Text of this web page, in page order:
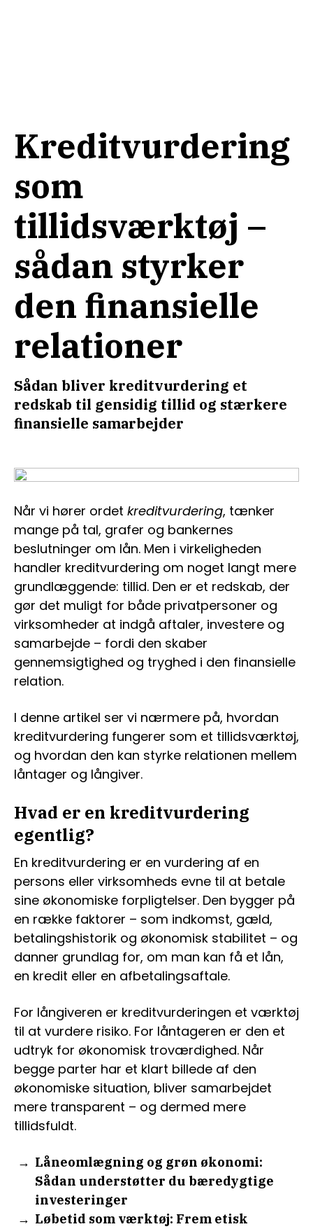
Kreditvurdering
som
tillidsværktøj –
sådan styrker
den finansielle
relationer
Sådan bliver kreditvurdering et
redskab til gensidig tillid og stærkere
finansielle samarbejder
Når vi hører ordet kreditvurdering, tænker
mange på tal, grafer og bankernes
beslutninger om lån. Men i virkeligheden
handler kreditvurdering om noget langt mere
grundlæggende: tillid. Den er et redskab, der
gør det muligt for både privatpersoner og
virksomheder at indgå aftaler, investere og
samarbejde – fordi den skaber
gennemsigtighed og tryghed i den finansielle
relation.
I denne artikel ser vi nærmere på, hvordan
kreditvurdering fungerer som et tillidsværktøj,
og hvordan den kan styrke relationen mellem
låntager og långiver.
Hvad er en kreditvurdering
egentlig?
En kreditvurdering er en vurdering af en
persons eller virksomheds evne til at betale
sine økonomiske forpligtelser. Den bygger på
en række faktorer – som indkomst, gæld,
betalingshistorik og økonomisk stabilitet – og
danner grundlag for, om man kan få et lån,
en kredit eller en afbetalingsaftale.
For långiveren er kreditvurderingen et værktøj
til at vurdere risiko. For låntageren er den et
udtryk for økonomisk troværdighed. Når
begge parter har et klart billede af den
økonomiske situation, bliver samarbejdet
mere transparent – og dermed mere
tillidsfuldt.
Låneomlægning og grøn økonomi:
Sådan understøtter du bæredygtige
investeringer
Løbetid som værktøj: Frem etisk